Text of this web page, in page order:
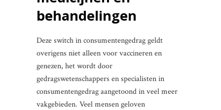
behandelingen
Deze switch in consumentengedrag geldt
overigens niet alleen voor vaccineren en
genezen, het wordt door
gedragswetenschappers en specialisten in
consumentengedrag aangetoond in veel meer
vakgebieden. Veel mensen geloven